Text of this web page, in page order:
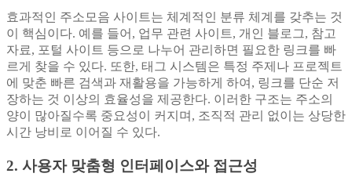
효과적인 주소모음 사이트는 체계적인 분류 체계를 갖추는 것
이 핵심이다. 예를 들어, 업무 관련 사이트, 개인 블로그, 참고
자료, 포털 사이트 등으로 나누어 관리하면 필요한 링크를 빠
르게 찾을 수 있다. 또한, 태그 시스템은 특정 주제나 프로젝트
에 맞춘 빠른 검색과 재활용을 가능하게 하여, 링크를 단순 저
장하는 것 이상의 효율성을 제공한다. 이러한 구조는 주소의
양이 많아질수록 중요성이 커지며, 조직적 관리 없이는 상당한
시간 낭비로 이어질 수 있다.
2. 사용자 맞춤형 인터페이스와 접근성